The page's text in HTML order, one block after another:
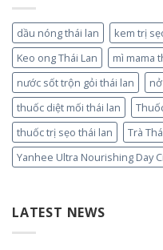
dầu nóng thái lan kem trị
Keo ong Thái Lan
mì mama
nước sốt trộn gỏi thái lan
thuốc diệt mối thái lan
thuốc trị sẹo thái lan
Trà
Yanhee Ultra Nourishing Day
LATEST NEWS